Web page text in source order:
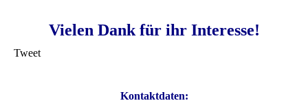
Vielen Dank für ihr Interesse!
Tweet
Kontaktdaten: